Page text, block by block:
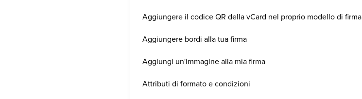
Aggiungere il codice QR della vCard nel proprio modello di firma
Aggiungere bordi alla tua firma
Aggiungi un'immagine alla mia firma
Attributi di formato e condizioni